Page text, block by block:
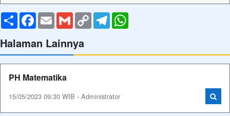
ShareFacebook
EmailGmailCopy
Link
Telegram
Halaman Lainnya
PH Matematika
15/05/2023 09:30 WIB - Administrator